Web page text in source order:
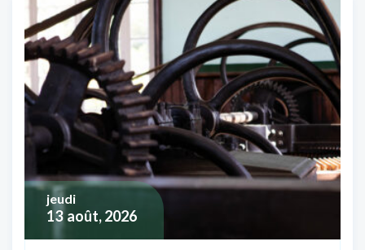
13 août, 2026
jeudi